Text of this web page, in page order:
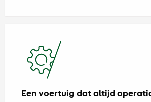
Een voertuig dat altijd